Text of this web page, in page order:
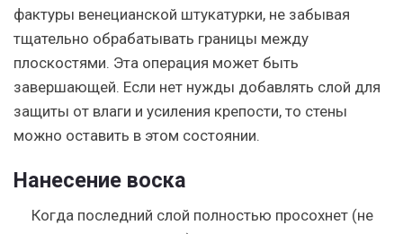
фактуры венецианской штукатурки, не забывая
тщательно обрабатывать границы между
плоскостями. Эта операция может быть
завершающей. Если нет нужды добавлять слой для
защиты от влаги и усиления крепости, то стены
можно оставить в этом состоянии.
Нанесение воска
Когда последний слой полностью просохнет (не